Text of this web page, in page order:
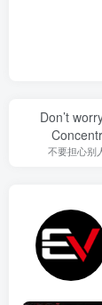
Don’t
不要担心别